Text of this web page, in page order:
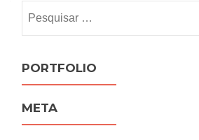
por:
PORTFOLIO
META